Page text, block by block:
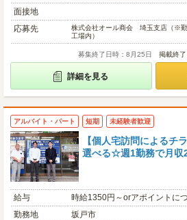
面接地
応募先
株式会社オール商会 埼玉支店（※
工場内）
募集終了日時：8月25日 掲載終
詳細を見る
アルバイト・パート 短期 未経験者歓迎
【個人宅訪問によるチ
選べる☆週1勤務で月収
給与
時給1350円～orアポイントに
勤務地
坂戸市